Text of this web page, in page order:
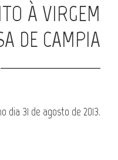
À VIRGEM
DE CAMPIA
dia 31 de agosto de 2013.